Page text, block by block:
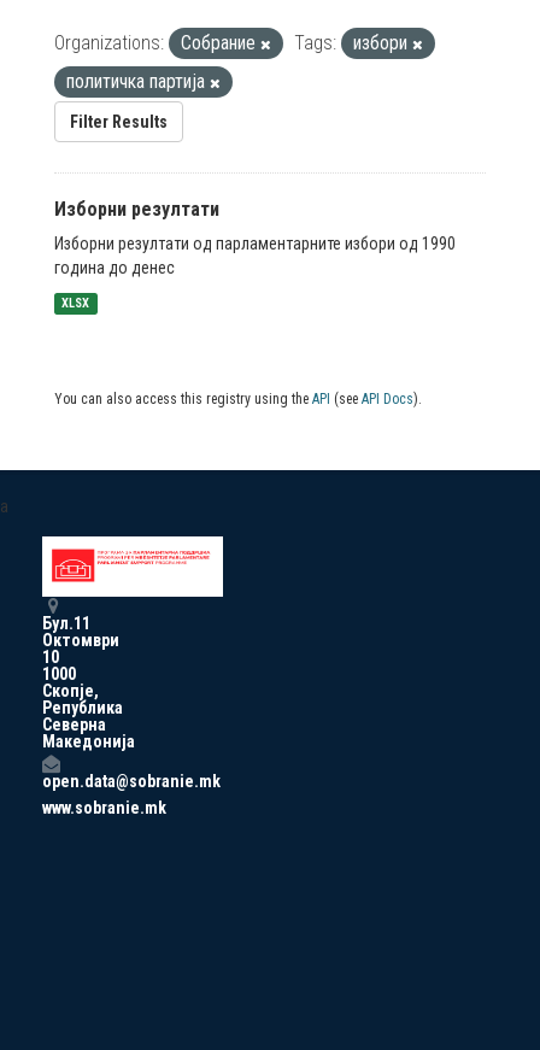
Organizations: Собрание Tags:
избори
политичка партија
Filter Results
Изборни резултати
Изборни резултати од парламентарните избори од 1990
година до денес
XLSX
You can also access this registry using the API (see API Docs).
a
Бул.11
Октомври
10
1000
Скопје,
Република
Северна
Македонија
open.data@sobranie.mk
www.sobranie.mk